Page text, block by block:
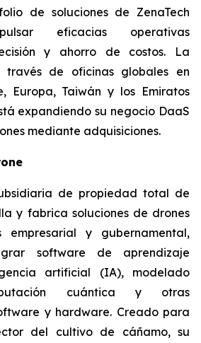
de soluciones de ZenaTech
eficacias operativas
y ahorro de costos. La
través de oficinas globales en
Europa, Taiwán y los Emiratos
expandiendo su negocio DaaS
mediante adquisiciones.
de propiedad total de
y fabrica soluciones de drones
empresarial y gubernamental,
software de aprendizaje
artificial (IA), modelado
cuántica y otras
y hardware. Creado para
del cultivo de cáñamo, su